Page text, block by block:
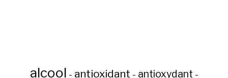
alcool - antioxidant - antioxydant -